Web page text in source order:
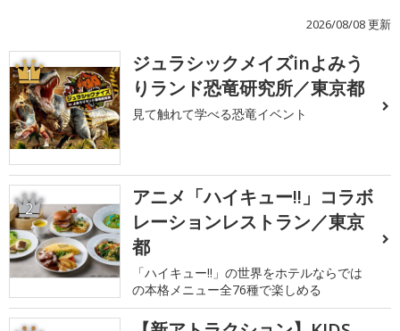
2026/08/08 更新
1
ジュラシックメイズinよみう
りランド恐竜研究所／東京都
見て触れて学べる恐竜イベント
2
アニメ「ハイキュー!!」コラボ
レーションレストラン／東京
都
「ハイキュー!!」の世界をホテルならでは
の本格メニュー全76種で楽しめる